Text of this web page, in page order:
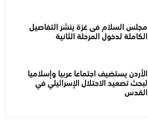
مجلس السلام فى غزة ينشر التفاصيل
الكاملة لدخول المرحلة الثانية
الأردن يستضيف اجتماعا عربيا وإسلاميا
لبحث تصعيد الاحتلال الإسرائيلي في
القدس